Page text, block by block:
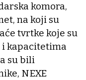
komora,
na koji su
tvrtke koje su
kapacitetima
su bili
NEXE